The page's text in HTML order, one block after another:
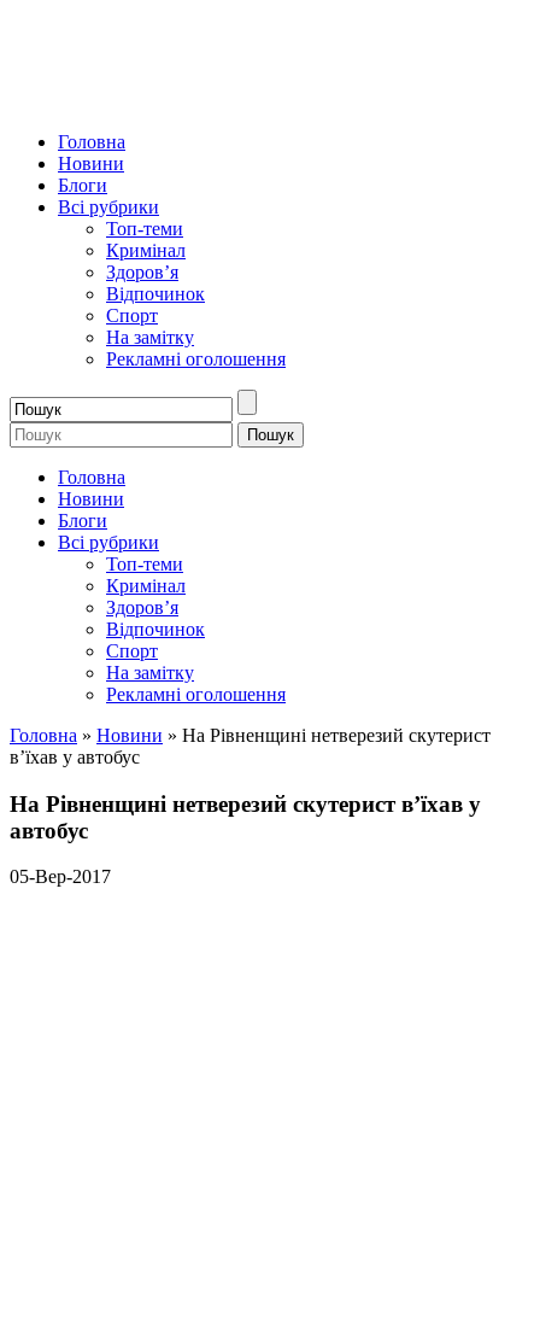
Головна
Новини
Блоги
Всі рубрики
Топ-теми
Кримінал
Здоров’я
Відпочинок
Спорт
На замітку
Рекламні оголошення
Головна
Новини
Блоги
Всі рубрики
Топ-теми
Кримінал
Здоров’я
Відпочинок
Спорт
На замітку
Рекламні оголошення
Головна » Новини » На Рівненщині нетверезий скутерист
в’їхав у автобус
На Рівненщині нетверезий скутерист в’їхав у
автобус
05-Вер-2017